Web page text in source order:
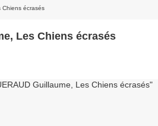
Chiens écrasés
Les Chiens écrasés